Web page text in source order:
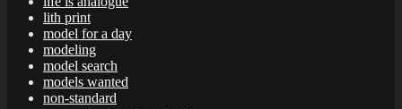
lith print
model for a day
modeling
model search
models wanted
non-standard